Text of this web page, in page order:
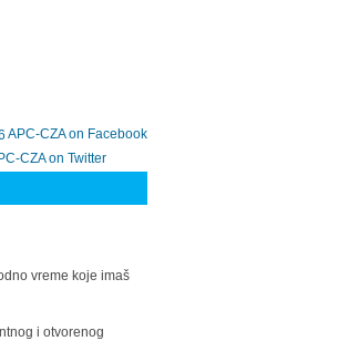
APC-CZA on Facebook
CZA on Twitter
vreme koje imaš
i otvorenog